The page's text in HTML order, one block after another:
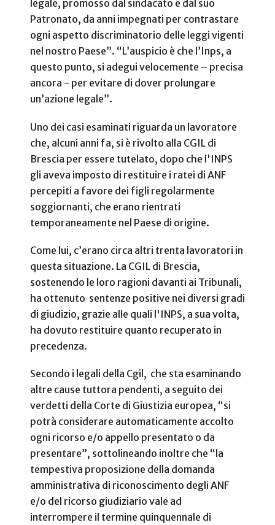
legale, promosso dal sindacato e dal suo
Patronato, da anni impegnati per contrastare
ogni aspetto discriminatorio delle leggi vigenti
nel nostro Paese”. “L’auspicio è che l’Inps, a
questo punto, si adegui velocemente – precisa
ancora - per evitare di dover prolungare
un’azione legale”.
Uno dei casi esaminati riguarda un lavoratore
che, alcuni anni fa, si è rivolto alla CGIL di
Brescia per essere tutelato, dopo che l'INPS
gli aveva imposto di restituire i ratei di ANF
percepiti a favore dei figli regolarmente
soggiornanti, che erano rientrati
temporaneamente nel Paese di origine.
Come lui, c’erano circa altri trenta lavoratori in
questa situazione. La CGIL di Brescia,
sostenendo le loro ragioni davanti ai Tribunali,
ha ottenuto sentenze positive nei diversi gradi
di giudizio, grazie alle quali l'INPS, a sua volta,
ha dovuto restituire quanto recuperato in
precedenza.
Secondo i legali della Cgil, che sta esaminando
altre cause tuttora pendenti, a seguito dei
verdetti della Corte di Giustizia europea, “si
potrà considerare automaticamente accolto
ogni ricorso e/o appello presentato o da
presentare”, sottolineando inoltre che “la
tempestiva proposizione della domanda
amministrativa di riconoscimento degli ANF
e/o del ricorso giudiziario vale ad
interrompere il termine quinquennale di